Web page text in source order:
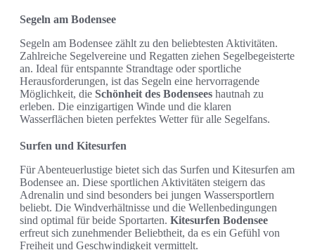
Segeln am Bodensee
Segeln am Bodensee zählt zu den beliebtesten Aktivitäten.
Zahlreiche Segelvereine und Regatten ziehen Segelbegeisterte
an. Ideal für entspannte Strandtage oder sportliche
Herausforderungen, ist das Segeln eine hervorragende
Möglichkeit, die Schönheit des Bodensees hautnah zu
erleben. Die einzigartigen Winde und die klaren
Wasserflächen bieten perfektes Wetter für alle Segelfans.
Surfen und Kitesurfen
Für Abenteuerlustige bietet sich das Surfen und Kitesurfen am
Bodensee an. Diese sportlichen Aktivitäten steigern das
Adrenalin und sind besonders bei jungen Wassersportlern
beliebt. Die Windverhältnisse und die Wellenbedingungen
sind optimal für beide Sportarten. Kitesurfen Bodensee
erfreut sich zunehmender Beliebtheit, da es ein Gefühl von
Freiheit und Geschwindigkeit vermittelt.